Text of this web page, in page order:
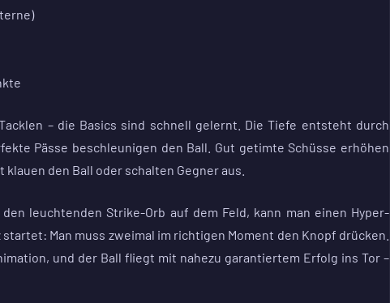
– die Basics sind schnell gelernt. Die Tiefe entsteht durch
Pässe beschleunigen den Ball. Gut getimte Schüsse erhöhen
den Ball oder schalten Gegner aus.
den leuchtenden Strike-Orb auf dem Feld, kann man einen Hyper-
Man muss zweimal im richtigen Moment den Knopf drücken.
und der Ball fliegt mit nahezu garantiertem Erfolg ins Tor –